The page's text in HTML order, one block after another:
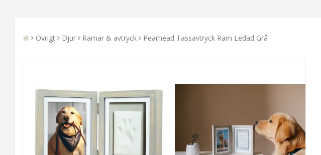
Övrigt Djur Ramar & avtryck Pearhead Tassavtryck Ram Ledad Grå